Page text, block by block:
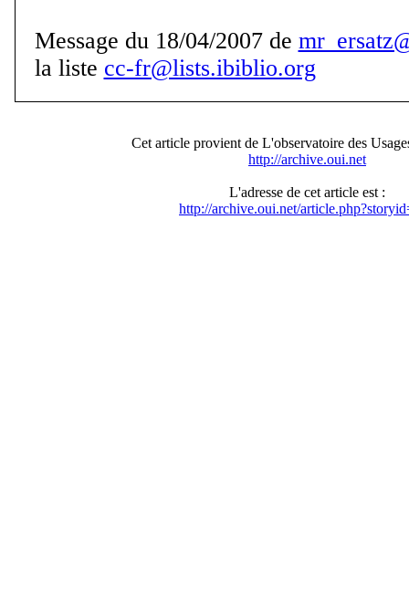
Message du 18/04/2007 de
la liste cc-fr@lists.ibiblio.org
Cet article provient de L'observatoire des
http://archive.oui.net
L'adresse de cet article est :
http://archive.oui.net/